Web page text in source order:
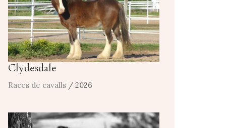
Clydesdale
Races de cavalls / 2026